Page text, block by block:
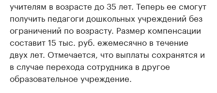
учителям в возрасте до 35 лет. Теперь ее смогут
получить педагоги дошкольных учреждений без
ограничений по возрасту. Размер компенсации
составит 15 тыс. руб. ежемесячно в течение
двух лет. Отмечается, что выплаты сохранятся и
в случае перехода сотрудника в другое
образовательное учреждение.